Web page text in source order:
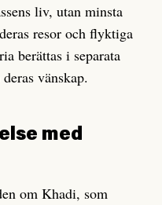
liv, utan minsta
resor och flyktiga
berättas i separata
vänskap.
med
om Khadi, som